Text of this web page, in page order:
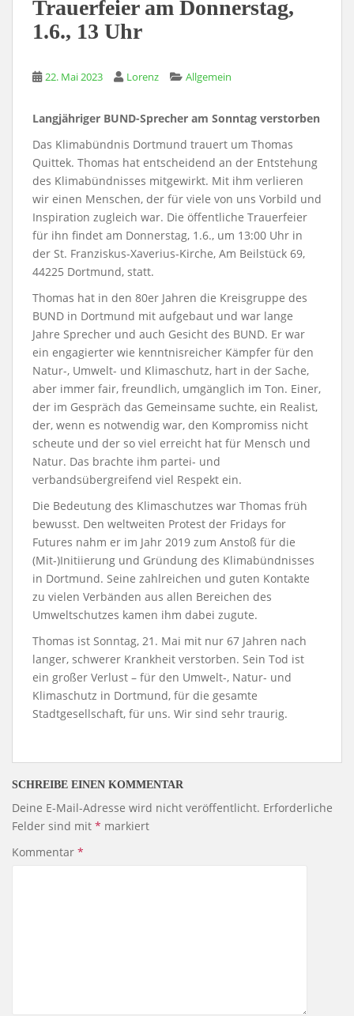
Trauerfeier am Donnerstag,
1.6., 13 Uhr
22. Mai 2023 Lorenz Allgemein
Langjähriger BUND-Sprecher am Sonntag verstorben
Das Klimabündnis Dortmund trauert um Thomas
Quittek. Thomas hat entscheidend an der Entstehung
des Klimabündnisses mitgewirkt. Mit ihm verlieren
wir einen Menschen, der für viele von uns Vorbild und
Inspiration zugleich war. Die öffentliche Trauerfeier
für ihn findet am Donnerstag, 1.6., um 13:00 Uhr in
der St. Franziskus-Xaverius-Kirche, Am Beilstück 69,
44225 Dortmund, statt.
Thomas hat in den 80er Jahren die Kreisgruppe des
BUND in Dortmund mit aufgebaut und war lange
Jahre Sprecher und auch Gesicht des BUND. Er war
ein engagierter wie kenntnisreicher Kämpfer für den
Natur-, Umwelt- und Klimaschutz, hart in der Sache,
aber immer fair, freundlich, umgänglich im Ton. Einer,
der im Gespräch das Gemeinsame suchte, ein Realist,
der, wenn es notwendig war, den Kompromiss nicht
scheute und der so viel erreicht hat für Mensch und
Natur. Das brachte ihm partei- und
verbandsübergreifend viel Respekt ein.
Die Bedeutung des Klimaschutzes war Thomas früh
bewusst. Den weltweiten Protest der Fridays for
Futures nahm er im Jahr 2019 zum Anstoß für die
(Mit-)Initiierung und Gründung des Klimabündnisses
in Dortmund. Seine zahlreichen und guten Kontakte
zu vielen Verbänden aus allen Bereichen des
Umweltschutzes kamen ihm dabei zugute.
Thomas ist Sonntag, 21. Mai mit nur 67 Jahren nach
langer, schwerer Krankheit verstorben. Sein Tod ist
ein großer Verlust – für den Umwelt-, Natur- und
Klimaschutz in Dortmund, für die gesamte
Stadtgesellschaft, für uns. Wir sind sehr traurig.
SCHREIBE EINEN KOMMENTAR
Deine E-Mail-Adresse wird nicht veröffentlicht. Erforderliche
Felder sind mit * markiert
Kommentar *